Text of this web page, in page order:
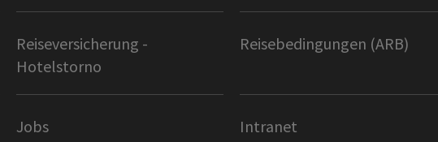
Reiseversicherung -
Hotelstorno
Reisebedingungen (ARB)
Jobs Intranet